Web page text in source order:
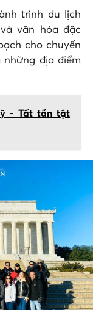
trình du lịch
văn hóa đặc
cho chuyến
những địa điểm
- Tất tần tật